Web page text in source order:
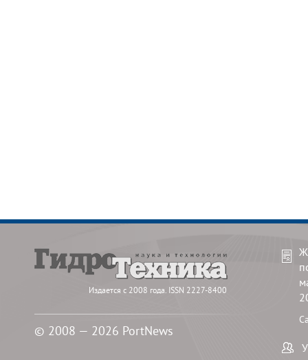
Издается с 2008 года. ISSN 2227-8400
© 2008 — 2026 PortNews